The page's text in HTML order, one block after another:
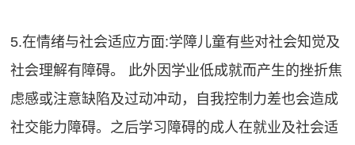
5.在情绪与社会适应方面:学障儿童有些对社会知觉及
社会理解有障碍。 此外因学业低成就而产生的挫折焦
虑感或注意缺陷及过动冲动，自我控制力差也会造成
社交能力障碍。之后学习障碍的成人在就业及社会适